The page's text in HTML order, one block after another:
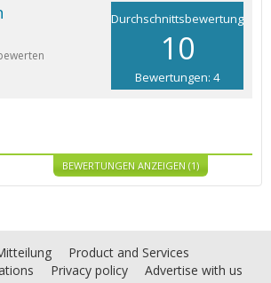
Durchschnittsbewertung
10
Bewertungen: 4
BEWERTUNGEN ANZEIGEN (1)
Product and Services
Privacy policy
Advertise with us